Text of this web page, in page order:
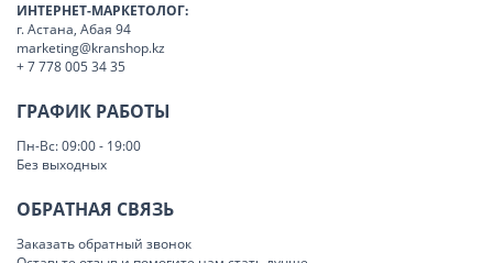
ИНТЕРНЕТ-МАРКЕТОЛОГ:
г. Астана, Абая 94
marketing@kranshop.kz
+ 7 778 005 34 35
ГРАФИК РАБОТЫ
Пн-Вс: 09:00 - 19:00
Без выходных
ОБРАТНАЯ СВЯЗЬ
Заказать обратный звонок